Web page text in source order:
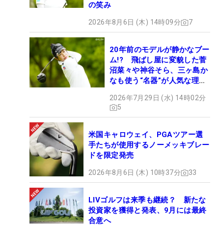
の笑み
2026年8月6日 (木) 14時09分 7
20年前のモデルが静かなブー
ム!? 飛ばし屋に変貌した菅
沼菜々や神谷そら、三ヶ島か
なも使う“名器”が人気な理由
ギア”】
2026年7月29日 (水) 14時02分
5
米国キャロウェイ、PGAツアー選
手たちが使用するノーメッキブレー
ドを限定発売
2026年8月6日 (木) 10時37分 33
LIVゴルフは来季も継続？ 新たな
投資家を獲得と発表、9月には最終
合意へ